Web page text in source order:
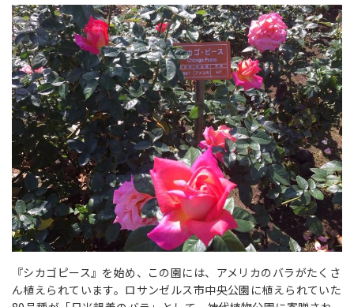
『シカゴピース』を始め、この園には、アメリカのバラがたくさ
ん植えられています。ロサンゼルス市中央公園に植えられていた